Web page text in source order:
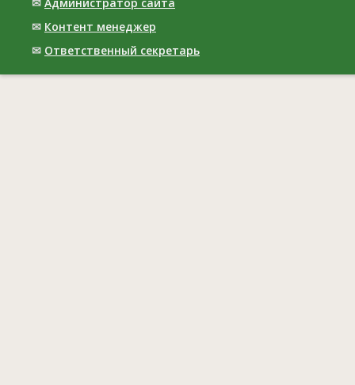
✉ Контент менеджер
✉ Ответственный cекретарь